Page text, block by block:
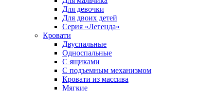
Для девочки
Для двоих детей
Серия «Легенда»
Кровати
Двуспальные
Односпальные
С ящиками
С подъемным механизмом
Кровати из массива
Мягкие